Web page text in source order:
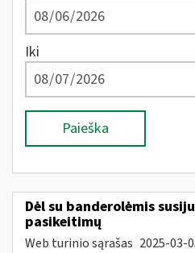
Iki
Paieška
Dėl su banderolėmis
pasikeitimų
Web turinio sąrašas 2025-03-